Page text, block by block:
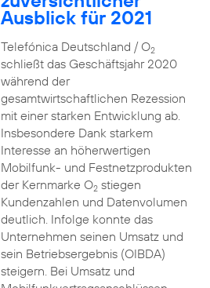
Ausblick für 2021
Telefónica Deutschland / O2
schließt das Geschäftsjahr 2020
während der
gesamtwirtschaftlichen Rezession
mit einer starken Entwicklung ab.
Insbesondere Dank starkem
Interesse an höherwertigen
Mobilfunk- und Festnetzprodukten
der Kernmarke O2stiegen
Kundenzahlen und Datenvolumen
deutlich. Infolge konnte das
Unternehmen seinen Umsatz und
sein Betriebsergebnis (OIBDA)
steigern. Bei Umsatz und